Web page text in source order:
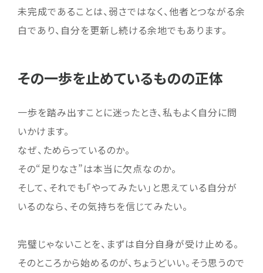
未完成であることは、弱さではなく、他者とつながる余
白であり、自分を更新し続ける余地でもあります。
その一歩を止めているものの正体
一歩を踏み出すことに迷ったとき、私もよく自分に問
いかけます。
なぜ、ためらっているのか。
その“足りなさ”は本当に欠点なのか。
そして、それでも「やってみたい」と思えている自分が
いるのなら、その気持ちを信じてみたい。
完璧じゃないことを、まずは自分自身が受け止める。
そのところから始めるのが、ちょうどいい。そう思うので